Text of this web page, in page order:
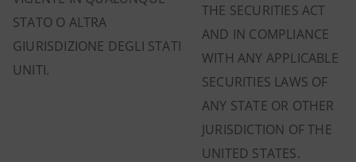
STATO O ALTRA
GIURISDIZIONE DEGLI STATI
UNITI.
THE SECURITIES ACT
AND IN COMPLIANCE
WITH ANY APPLICABLE
SECURITIES LAWS OF
ANY STATE OR OTHER
JURISDICTION OF THE
UNITED STATES.